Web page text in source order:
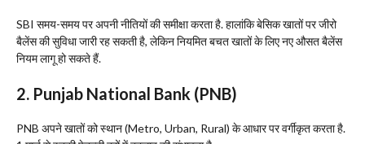
​SBI समय-समय पर अपनी नीतियों की समीक्षा करता है. हालांकि बेसिक खातों पर जीरो
बैलेंस की सुविधा जारी रह सकती है, लेकिन नियमित बचत खातों के लिए नए औसत बैलेंस
नियम लागू हो सकते हैं.
2. Punjab National Bank (PNB)
​PNB अपने खातों को स्थान (Metro, Urban, Rural) के आधार पर वर्गीकृत करता है.